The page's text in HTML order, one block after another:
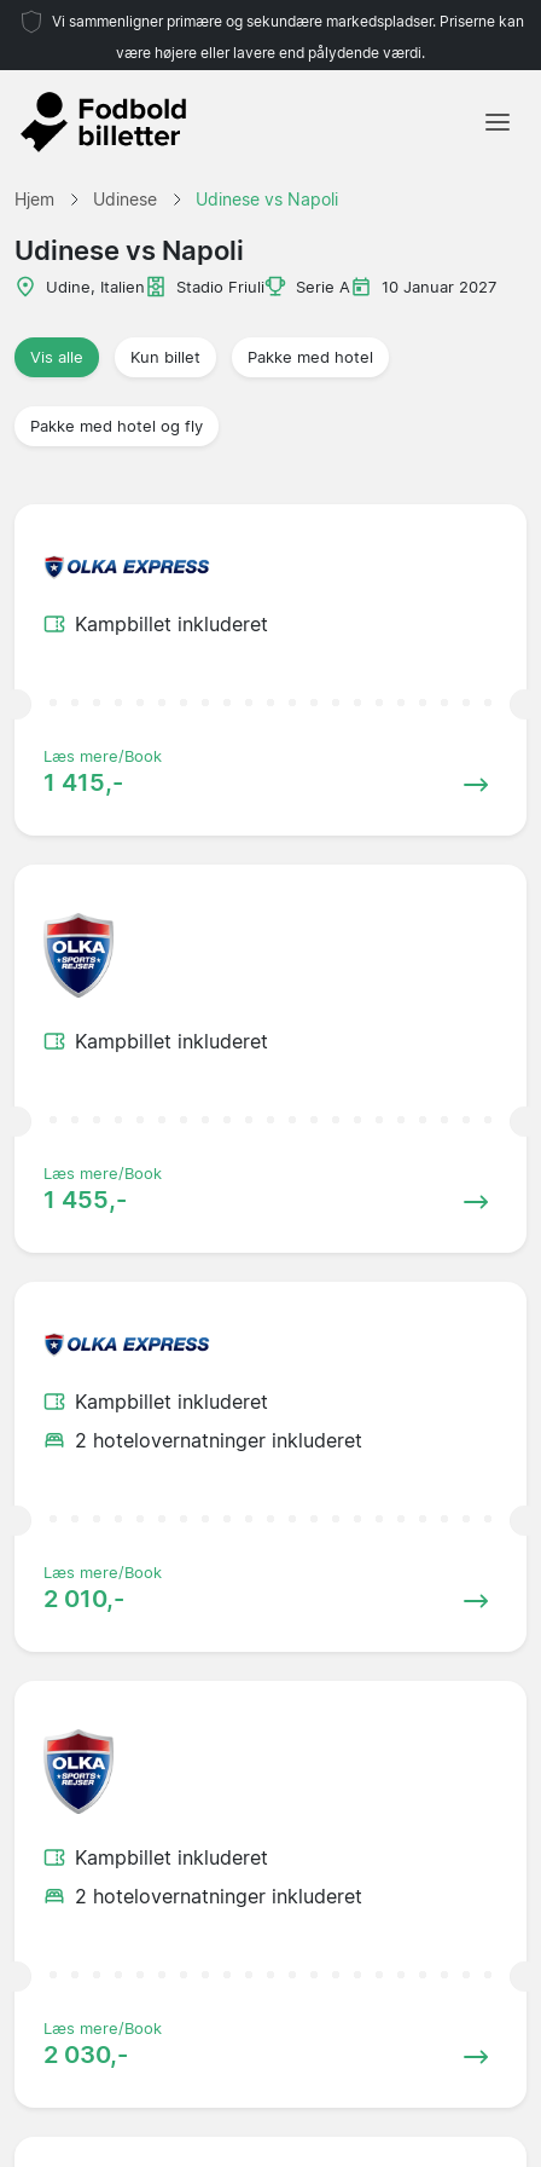
Vi sammenligner primære og sekundære markedspladser. Priserne kan
være højere eller lavere end pålydende værdi.
Hjem Udinese Udinese vs Napoli
Udinese vs Napoli
Udine, Italien Stadio Friuli Serie A 10 Januar 2027
Vis alle Kun billet Pakke med hotel
Pakke med hotel og fly
Kampbillet inkluderet
Læs mere/Book
1 415,-
Kampbillet inkluderet
Læs mere/Book
1 455,-
Kampbillet inkluderet
2 hotelovernatninger inkluderet
Læs mere/Book
2 010,-
Kampbillet inkluderet
2 hotelovernatninger inkluderet
Læs mere/Book
2 030,-